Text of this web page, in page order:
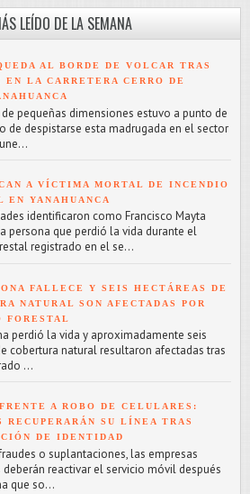
LEÍDO DE LA SEMANA
AL BORDE DE VOLCAR TRAS
EN LA CARRETERA CERRO DE
pequeñas dimensiones estuvo a punto de
de despistarse esta madrugada en el sector
A VÍCTIMA MORTAL DE INCENDIO
EN YANAHUANCA
identificaron como Francisco Mayta
persona que perdió la vida durante el
registrado en el se...
FALLECE Y SEIS HECTÁREAS DE
NATURAL SON AFECTADAS POR
FORESTAL
perdió la vida y aproximadamente seis
cobertura natural resultaron afectadas tras
...
A ROBO DE CELULARES:
RECUPERARÁN SU LÍNEA TRAS
DE IDENTIDAD
o suplantaciones, las empresas
reactivar el servicio móvil después
que so...